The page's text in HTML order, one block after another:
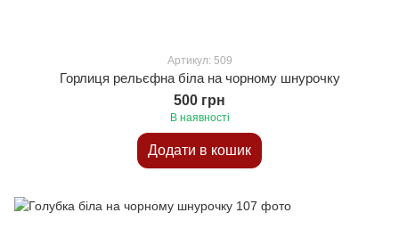
Артикул: 509
Горлиця рельєфна біла на чорному шнурочку
500 грн
В наявності
Додати в кошик